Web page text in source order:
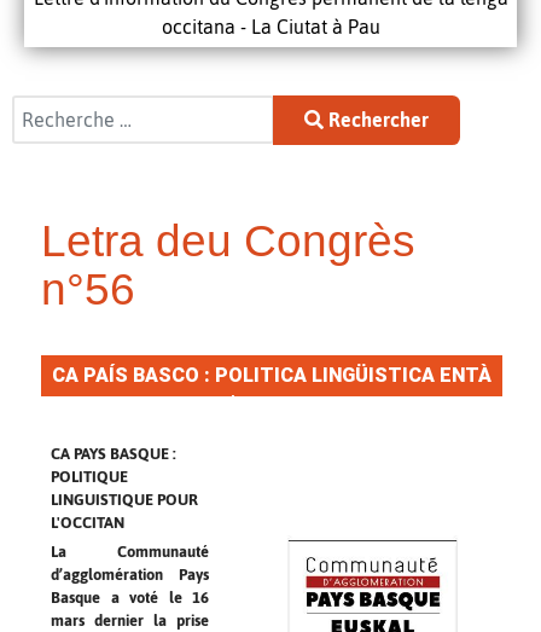
occitana - La Ciutat à Pau
Rechercher
Rechercher
Letra deu Congrès
n°56
CA PAÍS BASCO : POLITICA LINGÜISTICA ENTÀ
CA PAYS BASQUE :
POLITIQUE
LINGUISTIQUE POUR
L'OCCITAN
La Communauté
d’agglomération Pays
Basque a voté le 16
mars dernier la prise